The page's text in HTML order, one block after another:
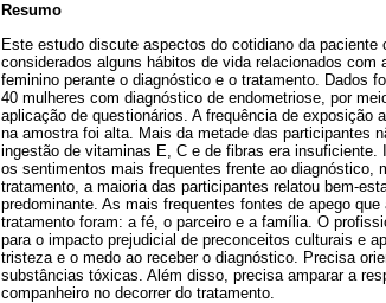
Resumo
Este estudo discute aspectos do cotidiano da paciente
considerados alguns hábitos de vida relacionados com
feminino perante o diagnóstico e o tratamento. Dados
40 mulheres com diagnóstico de endometriose, por
aplicação de questionários. A frequência de exposição
na amostra foi alta. Mais da metade das participantes
ingestão de vitaminas E, C e de fibras era insuficiente.
os sentimentos mais frequentes frente ao diagnóstico,
tratamento, a maioria das participantes relatou bem-
predominante. As mais frequentes fontes de apego
tratamento foram: a fé, o parceiro e a família. O
para o impacto prejudicial de preconceitos culturais e
tristeza e o medo ao receber o diagnóstico. Precisa
substâncias tóxicas. Além disso, precisa amparar a
companheiro no decorrer do tratamento.